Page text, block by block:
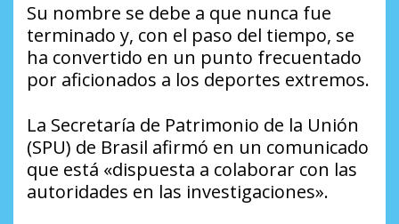
Su nombre se debe a que nunca fue
terminado y, con el paso del tiempo, se
ha convertido en un punto frecuentado
por aficionados a los deportes extremos.
La Secretaría de Patrimonio de la Unión
(SPU) de Brasil afirmó en un comunicado
que está «dispuesta a colaborar con las
autoridades en las investigaciones».